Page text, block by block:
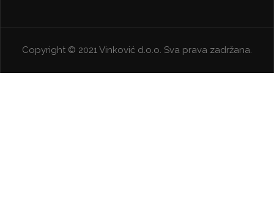
Copyright © 2021 Vinković d.o.o. Sva prava zadržana.